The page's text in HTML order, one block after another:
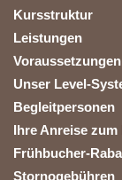
Kursstruktur
Leistungen
Voraussetzungen
Unser Level-
Begleitpersonen
Ihre Anreise
Frühbucher-
Stornogebühren